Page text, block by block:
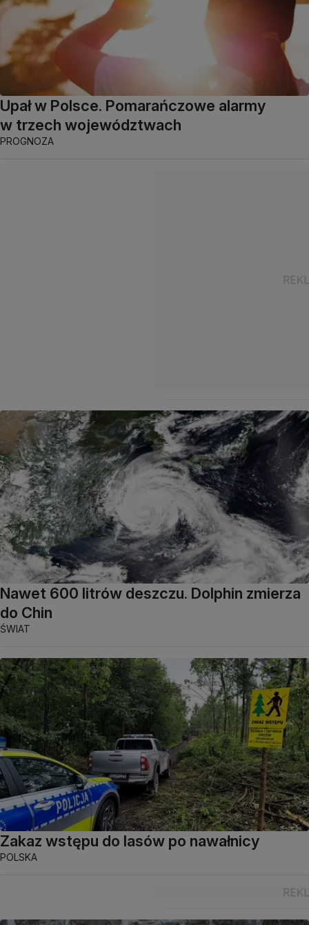
Upał w Polsce. Pomarańczowe alarmy
w trzech województwach
PROGNOZA
Nawet 600 litrów deszczu. Dolphin zmierza
do Chin
ŚWIAT
Zakaz wstępu do lasów po nawałnicy
POLSKA